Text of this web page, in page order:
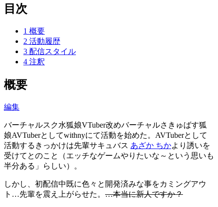
目次
1 概要
2 活動履歴
3 配信スタイル
4 注釈
概要
編集
バーチャルスク水狐娘VTuber改めバーチャルさきゅばす狐
娘AVTuberとしてwithnyにて活動を始めた。AVTuberとして
活動するきっかけは先輩サキュバス あざか ちかより誘いを
受けてとのこと（エッチなゲームやりたいな～という思いも
半分ある」らしい）。
しかし、初配信中既に色々と開発済みな事をカミングアウ
ト…先輩を震え上がらせた。 …本当に新人ですか？